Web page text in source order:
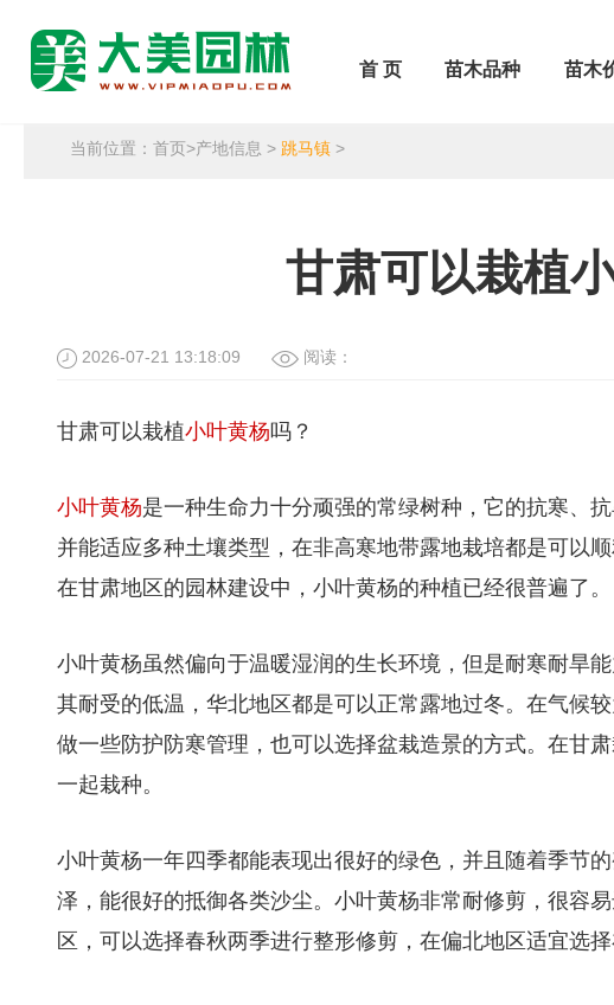
首 页 苗木品种 苗木
当前位置：首页>产地信息 > 跳马镇 >
甘肃可以栽植
2026-07-21 13:18:09 阅读：
甘肃可以栽植小叶黄杨吗？
小叶黄杨是一种生命力十分顽强的常绿树种，它的抗寒、
并能适应多种土壤类型，在非高寒地带露地栽培都是可以
在甘肃地区的园林建设中，小叶黄杨的种植已经很普遍了。
小叶黄杨虽然偏向于温暖湿润的生长环境，但是耐寒耐旱
其耐受的低温，华北地区都是可以正常露地过冬。在气候
做一些防护防寒管理，也可以选择盆栽造景的方式。在甘
一起栽种。
小叶黄杨一年四季都能表现出很好的绿色，并且随着季节
泽，能很好的抵御各类沙尘。小叶黄杨非常耐修剪，很容
区，可以选择春秋两季进行整形修剪，在偏北地区适宜选